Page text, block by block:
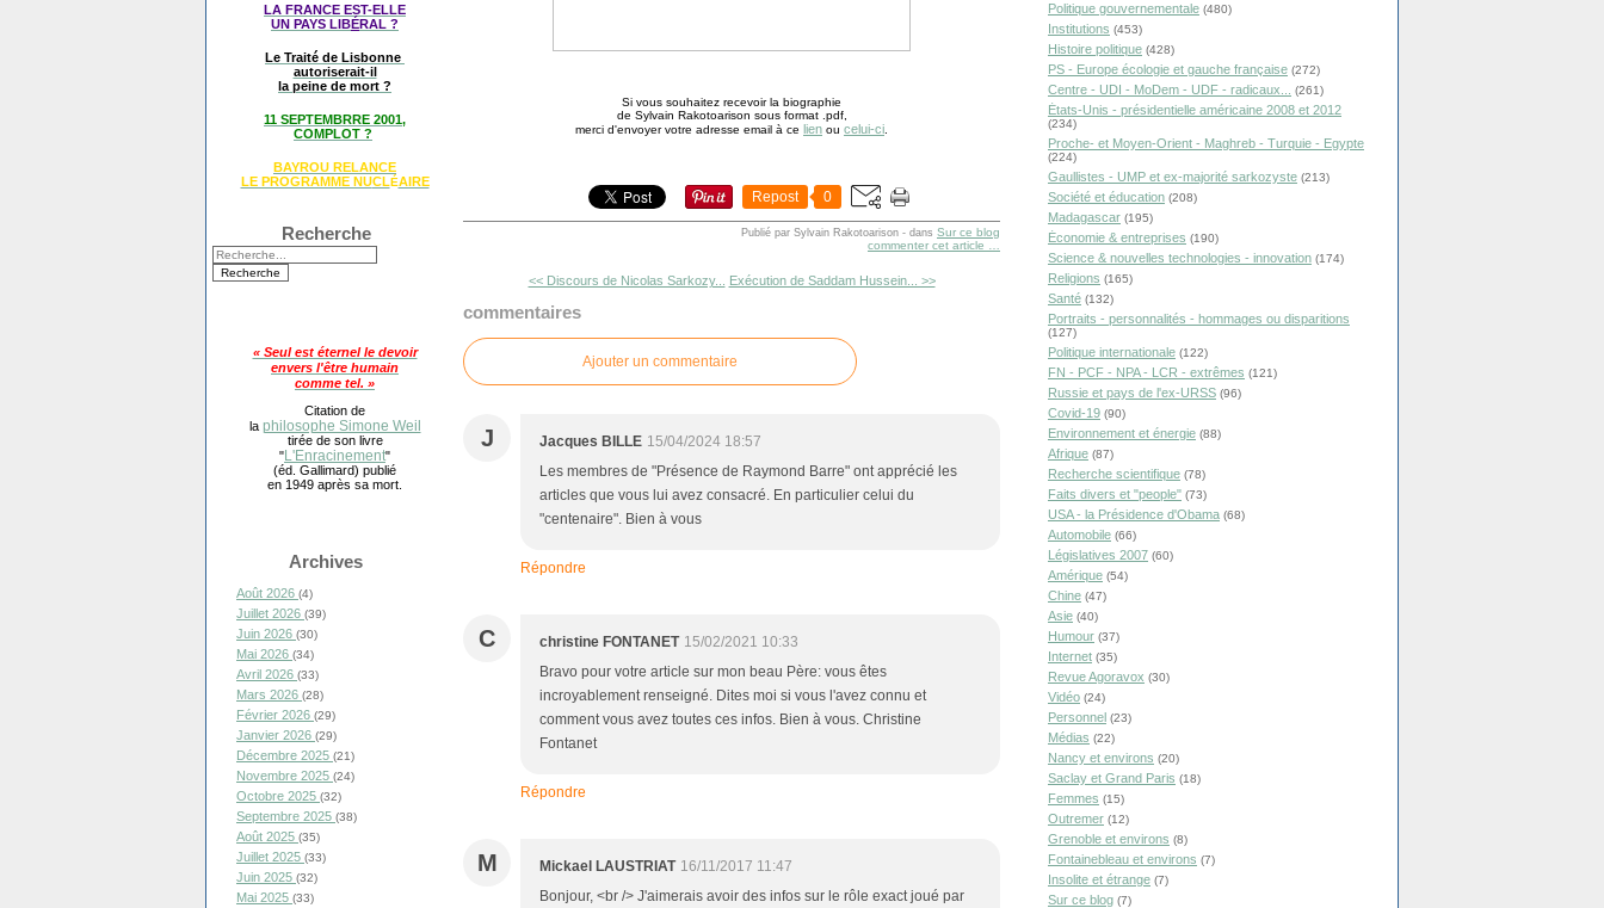
LA FRANCE EST-ELLE
UN PAYS LIBÉRAL ?
Le Traité de Lisbonne
autoriserait-il
la peine de mort ?
11 SEPTEMBRRE 2001,
COMPLOT ?
BAYROU RELANCE
LE PROGRAMME NUCLÉAIRE
Recherche
« Seul est éternel le devoir
envers l'être humain
comme tel. »
Citation de
la philosophe Simone Weil
tirée de son livre
"L'Enracinement"
(éd. Gallimard) publié
en 1949 après sa mort.
Archives
Août 2026 (4)
Juillet 2026 (39)
Juin 2026 (30)
Mai 2026 (34)
Avril 2026 (33)
Mars 2026 (28)
Février 2026 (29)
Janvier 2026 (29)
Décembre 2025 (21)
Novembre 2025 (24)
Octobre 2025 (32)
Septembre 2025 (38)
Août 2025 (35)
Juillet 2025 (33)
Juin 2025 (32)
Mai 2025 (33)
Si vous souhaitez recevoir la biographie
de Sylvain Rakotoarison sous format .pdf,
merci d'envoyer votre adresse email à ce lien ou celui-ci
Repost 0
Publié par Sylvain Rakotoarison - dans Sur ce blog
commenter cet article
<< Discours de Nicolas Sarkozy... Exécution de Saddam Hussein... >>
commentaires
Ajouter un commentaire
J Jacques BILLE 15/04/2024 18:57
Les membres de "Présence de Raymond Barre" ont apprécié les
articles que vous lui avez consacré. En particulier celui du
"centenaire". Bien à vous
Répondre
C christine FONTANET 15/02/2021 10:33
Bravo pour votre article sur mon beau Père: vous êtes
incroyablement renseigné. Dites moi si vous l'avez connu et
comment vous avez toutes ces infos. Bien à vous. Christine
Fontanet
Répondre
M Mickael LAUSTRIAT 16/11/2017 11:47
Bonjour, <br /> J'aimerais avoir des infos sur le rôle exact joué par
Politique gouvernementale (480)
Institutions (453)
Histoire politique (428)
PS - Europe écologie et gauche française (272)
Centre - UDI - MoDem - UDF - radicaux... (261)
États-Unis - présidentielle américaine 2008 et 2012
(234)
Proche- et Moyen-Orient - Maghreb - Turquie - Egypte
(224)
Gaullistes - UMP et ex-majorité sarkozyste (213)
Société et éducation (208)
Madagascar (195)
Économie & entreprises (190)
Science & nouvelles technologies - innovation (174)
Religions (165)
Santé (132)
Portraits - personnalités - hommages ou disparitions
(127)
Politique internationale (122)
FN - PCF - NPA - LCR - extrêmes (121)
Russie et pays de l'ex-URSS (96)
Covid-19 (90)
Environnement et énergie (88)
Afrique (87)
Recherche scientifique (78)
Faits divers et "people" (73)
USA - la Présidence d'Obama (68)
Automobile (66)
Législatives 2007 (60)
Amérique (54)
Chine (47)
Asie (40)
Humour (37)
Internet (35)
Revue Agoravox (30)
Vidéo (24)
Personnel (23)
Médias (22)
Nancy et environs (20)
Saclay et Grand Paris (18)
Femmes (15)
Outremer (12)
Grenoble et environs (8)
Fontainebleau et environs (7)
Insolite et étrange (7)
Sur ce blog (7)